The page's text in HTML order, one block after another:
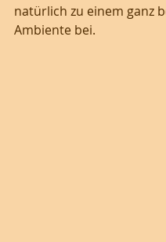
natürlich zu einem ganz
Ambiente bei.